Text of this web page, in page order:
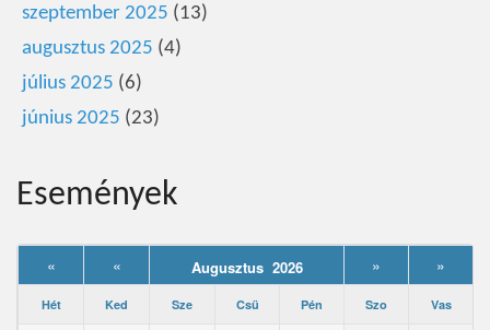
szeptember 2025 (13)
augusztus 2025 (4)
július 2025 (6)
június 2025 (23)
Események
« « Augusztus 2026 » »
Hét Ked Sze Csü Pén Szo Vas